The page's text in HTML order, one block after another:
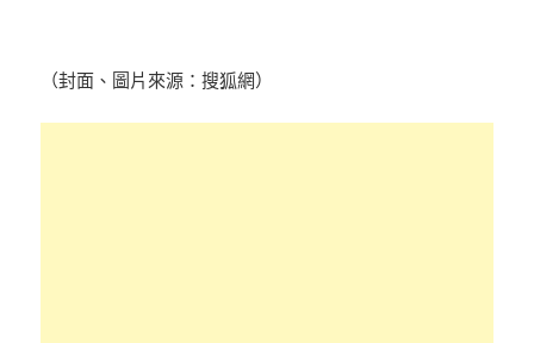
（封面、圖片來源：搜狐網）